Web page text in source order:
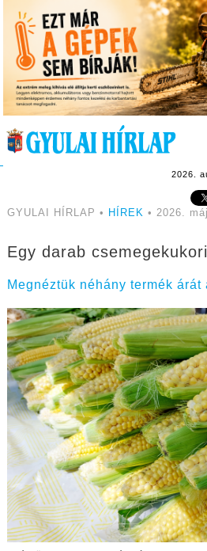
2026.
GYULAI HÍRLAP • HÍREK • 2026.
Egy darab
Megnéztük néhány termék